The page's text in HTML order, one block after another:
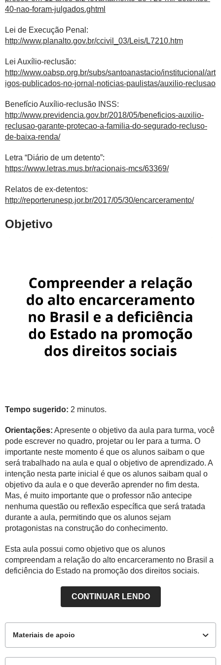
40-nao-foram-julgados.ghtml
Lei de Execução Penal:
http://www.planalto.gov.br/ccivil_03/Leis/L7210.htm
Lei Auxílio-reclusão:
http://www.oabsp.org.br/subs/santoanastacio/institucional/art
igos-publicados-no-jornal-noticias-paulistas/auxilio-reclusao
Benefício Auxílio-reclusão INSS:
http://www.previdencia.gov.br/2018/05/beneficios-auxilio-
reclusao-garante-protecao-a-familia-do-segurado-recluso-
de-baixa-renda/
Letra “Diário de um detento”:
https://www.letras.mus.br/racionais-mcs/63369/
Relatos de ex-detentos:
http://reporterunesp.jor.br/2017/05/30/encarceramento/
Objetivo
Tempo sugerido: 2 minutos.
Orientações: Apresente o objetivo da aula para turma, você
pode escrever no quadro, projetar ou ler para a turma. O
importante neste momento é que os alunos saibam o que
será trabalhado na aula e qual o objetivo de aprendizado. A
intenção nesta parte inicial é que os alunos saibam qual o
objetivo da aula e o que deverão aprender no fim desta.
Mas, é muito importante que o professor não antecipe
nenhuma questão ou reflexão específica que será tratada
durante a aula, permitindo que os alunos sejam
protagonistas na construção do conhecimento.
Esta aula possui como objetivo que os alunos
compreendam a relação do alto encarceramento no Brasil a
deficiência do Estado na promoção dos direitos sociais.
CONTINUAR LENDO
Materiais de apoio